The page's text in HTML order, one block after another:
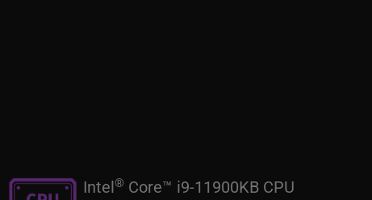
Intel ® Core™ i9-11900KB CPU